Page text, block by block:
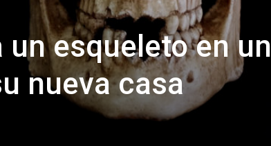
esqueleto en un
nueva casa